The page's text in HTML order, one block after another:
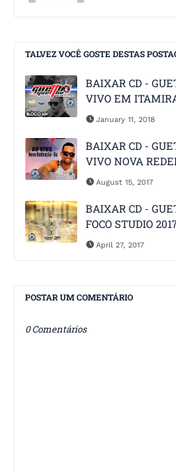
TALVEZ VOCÊ GOSTE DESTAS
BAIXAR CD -
VIVO EM
January 11, 2018
BAIXAR CD -
VIVO NOVA
August 15, 2017
BAIXAR CD -
FOCO STUDIO
April 27, 2017
POSTAR UM COMENTÁRIO
0 Comentários